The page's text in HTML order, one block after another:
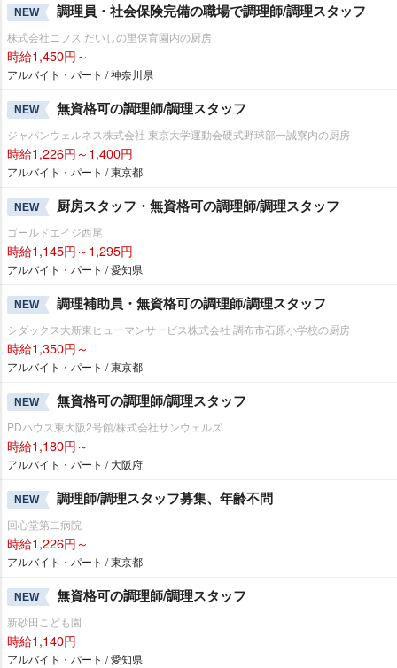
NEW 調理員・社会保険完備の職場で調理師/調理スタッフ
株式会社ニフス だいしの里保育園内の厨房
時給1,450円～
アルバイト・パート / 神奈川県
NEW 無資格可の調理師/調理スタッフ
ジャパンウェルネス株式会社 東京大学運動会硬式野球部一誠寮内の厨房
時給1,226円～1,400円
アルバイト・パート / 東京都
NEW 厨房スタッフ・無資格可の調理師/調理スタッフ
ゴールドエイジ西尾
時給1,145円～1,295円
アルバイト・パート / 愛知県
NEW 調理補助員・無資格可の調理師/調理スタッフ
シダックス大新東ヒューマンサービス株式会社 調布市石原小学校の厨房
時給1,350円～
アルバイト・パート / 東京都
NEW 無資格可の調理師/調理スタッフ
PDハウス東大阪2号館/株式会社サンウェルズ
時給1,180円～
アルバイト・パート / 大阪府
NEW 調理師/調理スタッフ募集、年齢不問
回心堂第二病院
時給1,226円～
アルバイト・パート / 東京都
NEW 無資格可の調理師/調理スタッフ
新砂田こども園
時給1,140円
アルバイト・パート / 愛知県